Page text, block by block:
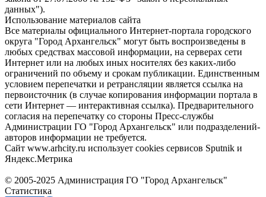
данных").
Использование материалов сайта
Все материалы официального Интернет-портала городского
округа "Город Архангельск" могут быть воспроизведены в
любых средствах массовой информации, на серверах сети
Интернет или на любых иных носителях без каких-либо
ограничений по объему и срокам публикации. Единственным
условием перепечатки и ретрансляции является ссылка на
первоисточник (в случае копирования информации портала в
сети Интернет — интерактивная ссылка). Предварительного
согласия на перепечатку со стороны Пресс-службы
Администрации ГО "Город Архангельск" или подразделений-
авторов информации не требуется.
Сайт www.arhcity.ru использует cookies сервисов Sputnik и
Яндекс.Метрика
© 2005-2025 Администрация ГО "Город Архангельск"
Статистика